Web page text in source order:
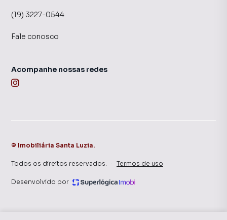
(19) 3227-0544
Fale conosco
Acompanhe nossas redes
© Imobiliária Santa Luzia.
Todos os direitos reservados. · Termos de uso ·
Desenvolvido por